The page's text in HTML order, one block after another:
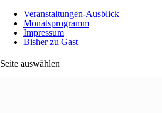
Veranstaltungen-Ausblick
Monatsprogramm
Impressum
Bisher zu Gast
Seite auswählen